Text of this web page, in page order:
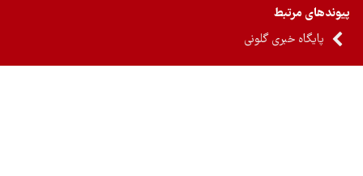
مرتبط
پایگاه خبری گلونی